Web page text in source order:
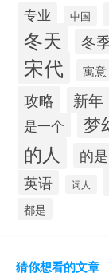
专业 中国
冬天 冬
宋代 寓意
攻略 新年
是一个 梦
的人 的是
英语 词人
都是
猜你想看的文章